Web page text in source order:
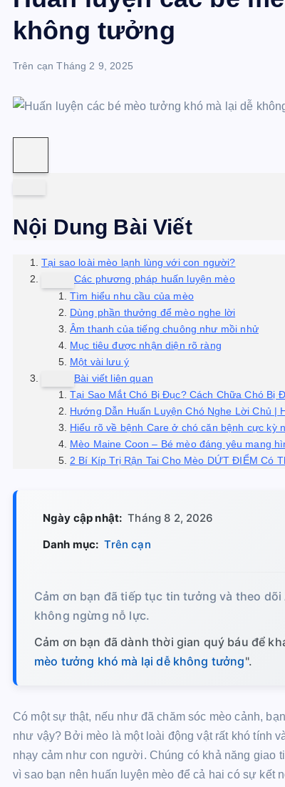
không tưởng
Trên cạn Tháng 2 9, 2025
Nội Dung Bài Viết
Tại sao loài mèo lạnh lùng với con người?
Các phương pháp huấn luyện mèo
Tìm hiểu nhu cầu của mèo
Dùng phần thưởng để mèo nghe lời
Âm thanh của tiếng chuông như mồi nhử
Mục tiêu được nhận diện rõ ràng
Một vài lưu ý
Bài viết liên quan
Tại Sao Mắt Chó Bị Đục? Cách Chữa Chó Bị
Hướng Dẫn Huấn Luyện Chó Nghe Lời Chủ |
Hiểu rõ về bệnh Care ở chó căn bệnh cực kỳ
Mèo Maine Coon – Bé mèo đáng yêu mang
2 Bí Kíp Trị Rận Tai Cho Mèo DỨT ĐIỂM Có
Ngày cập nhật: Tháng 8 2, 2026
Danh mục: Trên cạn
Cảm ơn bạn đã tiếp tục tin tưởng và theo
không ngừng nỗ lực.
Cảm ơn bạn đã dành thời gian quý báu để
mèo tưởng khó mà lại dễ không tưởng".
Có một sự thật, nếu như đã chăm sóc mèo cảnh,
như vậy? Bởi mèo là một loài động vật rất khó tính
nhạy cảm như con người. Chúng có khả năng giao
vì sao bạn nên huấn luyện mèo để cả hai có sự kết